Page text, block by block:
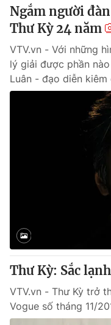
Ngắm người
Thư Kỳ 24 năm
VTV.vn - Với những
lý giải được phần
Luân - đạo diễn
Thư Kỳ: Sắc
VTV.vn - Thư Kỳ trở
Vogue số tháng 11/